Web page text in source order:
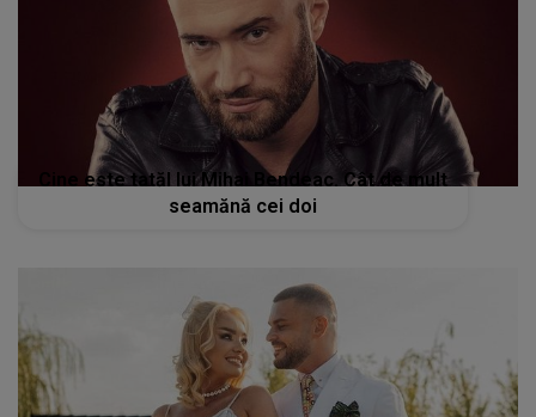
Cine este tatăl lui Mihai Bendeac. Cât de mult
seamănă cei doi